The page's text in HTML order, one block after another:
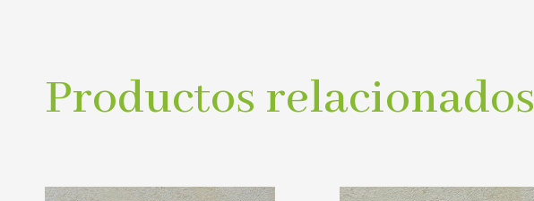
Productos relacionados